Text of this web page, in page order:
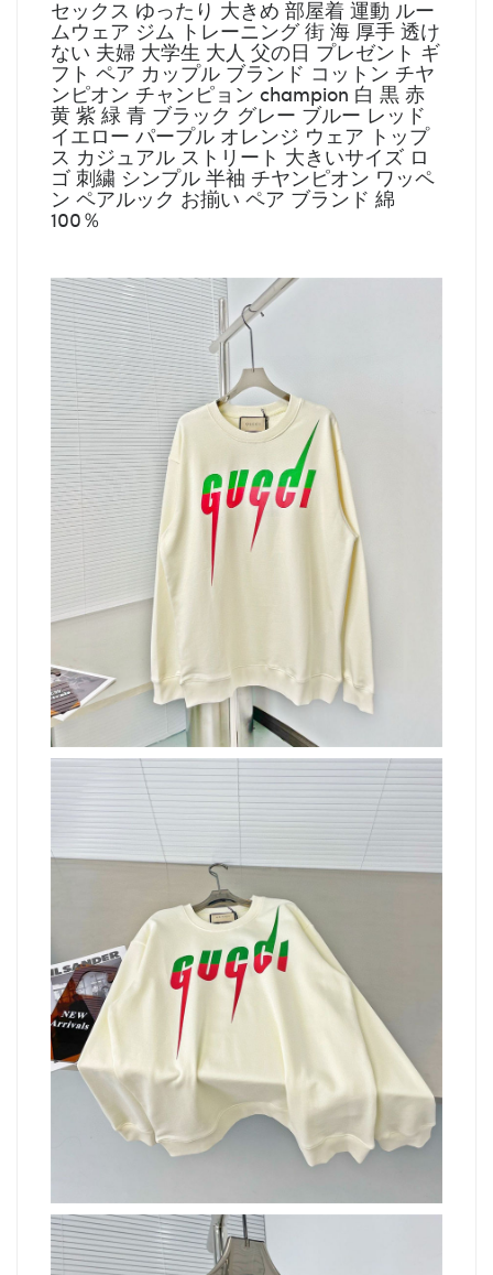
セックス ゆったり 大きめ 部屋着 運動 ルー
ムウェア ジム トレーニング 街 海 厚手 透け
ない 夫婦 大学生 大人 父の日 プレゼント ギ
フト ペア カップル ブランド コットン チヤ
ンピオン チャンピョン champion 白 黒 赤
黄 紫 緑 青 ブラック グレー ブルー レッド
イエロー パープル オレンジ ウェア トップ
ス カジュアル ストリート 大きいサイズ ロ
ゴ 刺繍 シンプル 半袖 チヤンピオン ワッペ
ン ペアルック お揃い ペア ブランド 綿
100％